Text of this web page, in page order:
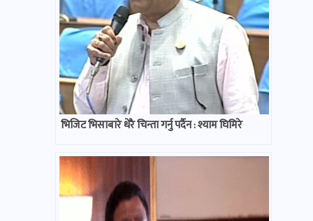
भिजिट भिसाबारे धेरै चिन्ता गर्नु पर्दैन : श्याम घिमिरे